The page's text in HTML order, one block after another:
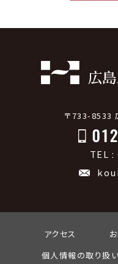
〒733-8533
TEL :
アクセス
個人情報の取り扱い